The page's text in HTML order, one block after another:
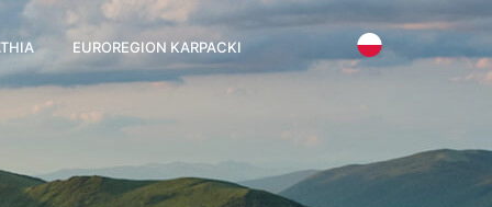
EUROREGION KARPACKI